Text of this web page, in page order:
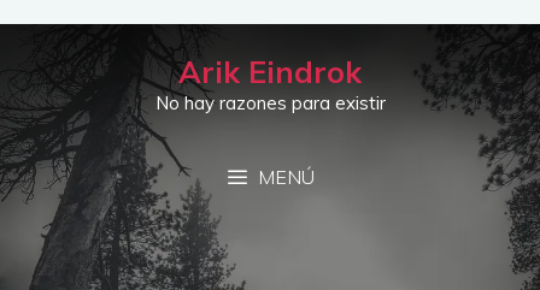
Saltar
contenido
Arik Eindrok
No hay razones para existir
MENÚ